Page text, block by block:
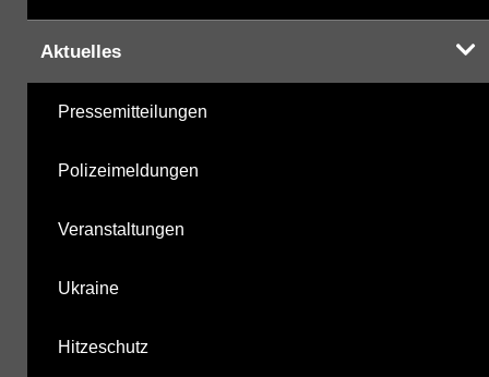
Aktuelles
Pressemitteilungen
Polizeimeldungen
Veranstaltungen
Ukraine
Hitzeschutz